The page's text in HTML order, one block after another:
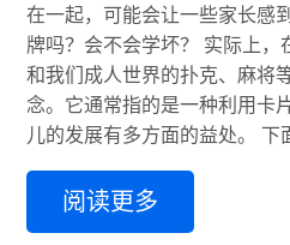
在一起，可能会让一些家长感
牌吗？会不会学坏？ 实际上，
和我们成人世界的扑克、麻将
念。它通常指的是一种利用卡
儿的发展有多方面的益处。 下
阅读更多